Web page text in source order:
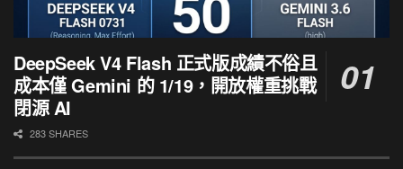
DeepSeek V4 Flash 正式版成績不俗且
成本僅 Gemini 的 1/19，開放權重挑戰
閉源 AI
283 SHARES